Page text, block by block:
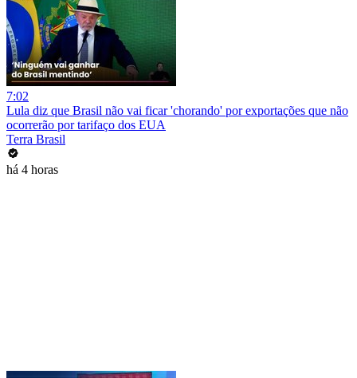
7:02
Lula diz que Brasil não vai ficar 'chorando' por exportações que não
ocorrerão por tarifaço dos EUA
Terra Brasil
há 4 horas